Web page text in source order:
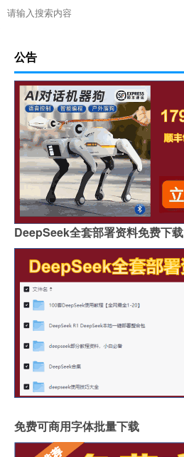
公告
DeepSeek全套部署资料免费下载
免费可商用字体批量下载